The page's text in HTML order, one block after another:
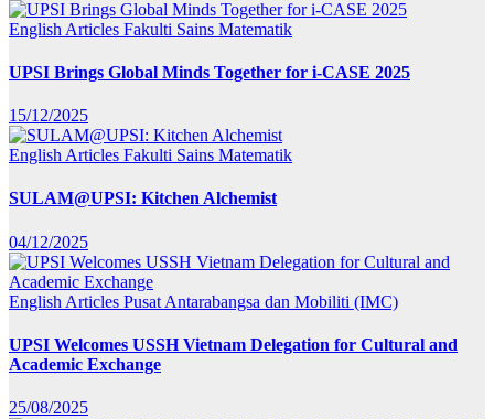
English Articles Fakulti Sains Matematik
UPSI Brings Global Minds Together for i-CASE 2025
15/12/2025
English Articles Fakulti Sains Matematik
SULAM@UPSI: Kitchen Alchemist
04/12/2025
English Articles Pusat Antarabangsa dan Mobiliti (IMC)
UPSI Welcomes USSH Vietnam Delegation for Cultural and
Academic Exchange
25/08/2025